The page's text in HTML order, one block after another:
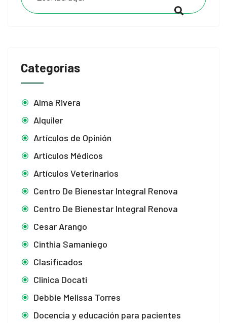
Categorías
Alma Rivera
Alquiler
Artículos de Opinión
Artículos Médicos
Artículos Veterinarios
Centro De Bienestar Integral Renova
Centro De Bienestar Integral Renova
Cesar Arango
Cinthia Samaniego
Clasificados
Clinica Docati
Debbie Melissa Torres
Docencia y educación para pacientes